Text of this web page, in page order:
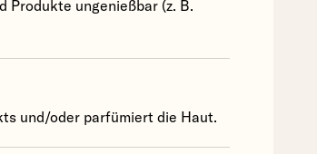
ungenießbar (z. B.
und/oder parfümiert die Haut.